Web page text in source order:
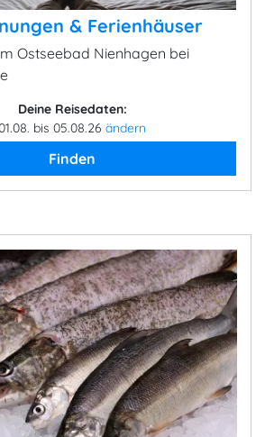
& Ferienhäuser
Ostseebad Nienhagen bei
Deine Reisedaten:
bis 05.08.26 ändern
Finden